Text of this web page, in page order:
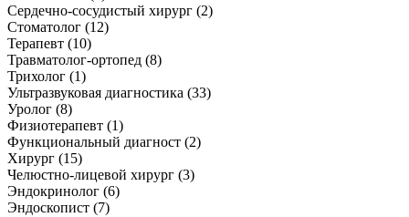
Сердечно-сосудистый хирург (2)
Стоматолог (12)
Терапевт (10)
Травматолог-ортопед (8)
Трихолог (1)
Ультразвуковая диагностика (33)
Уролог (8)
Физиотерапевт (1)
Функциональный диагност (2)
Хирург (15)
Челюстно-лицевой хирург (3)
Эндокринолог (6)
Эндоскопист (7)